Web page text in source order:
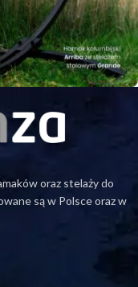
oraz stelaży do
są w Polsce oraz w